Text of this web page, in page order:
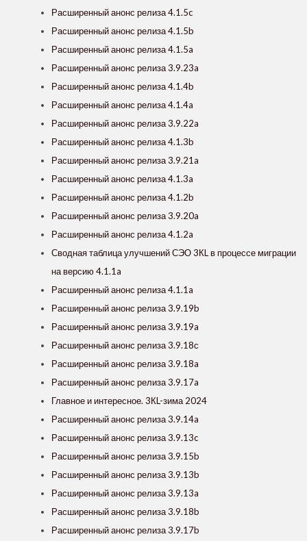
Расширенный анонс релиза 4.1.5c
Расширенный анонс релиза 4.1.5b
Расширенный анонс релиза 4.1.5a
Расширенный анонс релиза 3.9.23a
Расширенный анонс релиза 4.1.4b
Расширенный анонс релиза 4.1.4a
Расширенный анонс релиза 3.9.22a
Расширенный анонс релиза 4.1.3b
Расширенный анонс релиза 3.9.21a
Расширенный анонс релиза 4.1.3a
Расширенный анонс релиза 4.1.2b
Расширенный анонс релиза 3.9.20a
Расширенный анонс релиза 4.1.2a
Сводная таблица улучшений СЭО 3КL в процессе миграции
на версию 4.1.1a
Расширенный анонс релиза 4.1.1a
Расширенный анонс релиза 3.9.19b
Расширенный анонс релиза 3.9.19a
Расширенный анонс релиза 3.9.18с
Расширенный анонс релиза 3.9.18a
Расширенный анонс релиза 3.9.17a
Главное и интересное. 3КL-зима 2024
Расширенный анонс релиза 3.9.14a
Расширенный анонс релиза 3.9.13c
Расширенный анонс релиза 3.9.15b
Расширенный анонс релиза 3.9.13b
Расширенный анонс релиза 3.9.13a
Расширенный анонс релиза 3.9.18b
Расширенный анонс релиза 3.9.17b